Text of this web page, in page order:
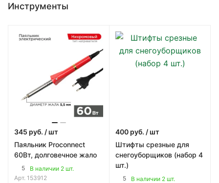
Инструменты
345 руб. / шт
Паяльник Proconnect
60Вт, долговечное жало
5
В наличии 2 шт.
Арт. 153912
400 руб. / шт
Штифты срезные для
снегоуборщиков (набор 4
шт.)
5
В наличии 2 шт.